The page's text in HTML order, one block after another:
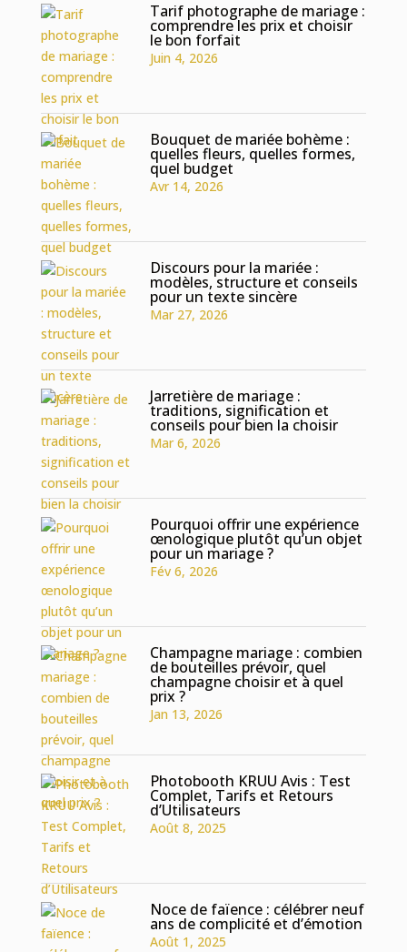
Tarif photographe de mariage :
comprendre les prix et choisir
le bon forfait
Juin 4, 2026
Bouquet de mariée bohème :
quelles fleurs, quelles formes,
quel budget
Avr 14, 2026
Discours pour la mariée :
modèles, structure et conseils
pour un texte sincère
Mar 27, 2026
Jarretière de mariage :
traditions, signification et
conseils pour bien la choisir
Mar 6, 2026
Pourquoi offrir une expérience
œnologique plutôt qu’un objet
pour un mariage ?
Fév 6, 2026
Champagne mariage : combien
de bouteilles prévoir, quel
champagne choisir et à quel
prix ?
Jan 13, 2026
Photobooth KRUU Avis : Test
Complet, Tarifs et Retours
d’Utilisateurs
Août 8, 2025
Noce de faïence : célébrer neuf
ans de complicité et d’émotion
Août 1, 2025